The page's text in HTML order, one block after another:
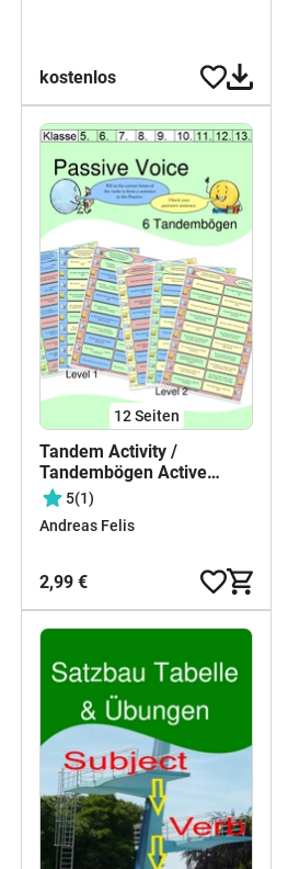
kostenlos
12Seiten
Tandem Activity /
Tandembögen Active
Passive Voice
5(1)
Andreas Felis
2,99 €